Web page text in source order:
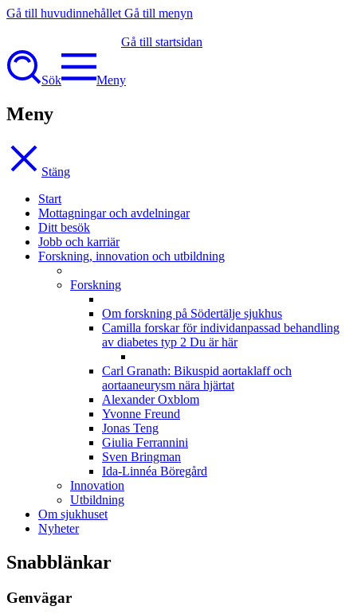
Gå till huvudinnehållet Gå till menyn
Gå till startsidan
Sök Meny
Meny
Stäng
Start
Mottagningar och avdelningar
Ditt besök
Jobb och karriär
Forskning, innovation och utbildning
Forskning
Om forskning på Södertälje sjukhus
Camilla forskar för individanpassad behandling
av diabetes typ 2 Du är här
Carl Granath: Bikuspid aortaklaff och
aortaaneurysm nära hjärtat
Alexander Oxblom
Yvonne Freund
Jonas Teng
Giulia Ferrannini
Sven Bringman
Ida-Linnéa Böregård
Innovation
Utbildning
Om sjukhuset
Nyheter
Snabblänkar
Genvägar